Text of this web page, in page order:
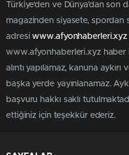
Türkiye'den ve Dünya’dan son
magazinden siyasete, spordan
adresiwww.afyonhaberleri.xyz
www.afyonhaberleri.xyz
alıntı yapılamaz, kanuna
başka yerde yayınlanamaz.
başvuru hakkı saklı
ettiğiniz için teşekkür ederiz.